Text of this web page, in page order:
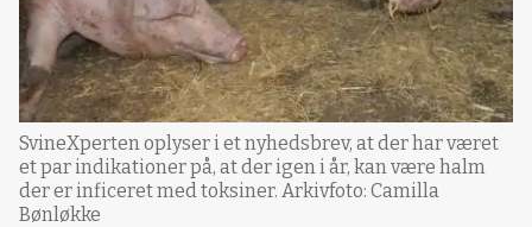
SvineXperten oplyser i et nyhedsbrev, at der har været
et par indikationer på, at der igen i år, kan være halm
der er inficeret med toksiner. Arkivfoto: Camilla
Bønløkke